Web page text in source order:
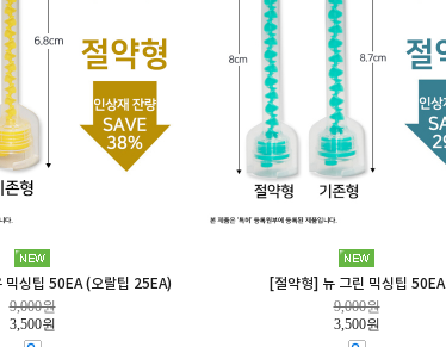
믹싱팁 50EA (오랄팁 25EA)
9,000원
3,500원
[절약형] 뉴 그린 믹싱팁 50EA
9,000원
3,500원